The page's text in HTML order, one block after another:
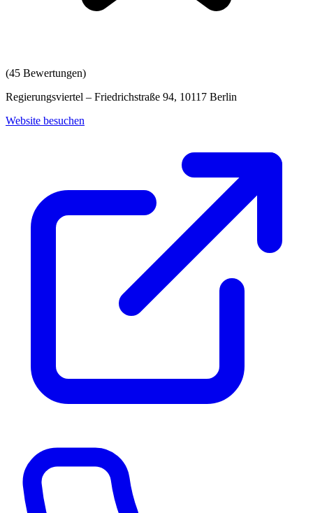
(45 Bewertungen)
Regierungsviertel – Friedrichstraße 94, 10117 Berlin
Website besuchen